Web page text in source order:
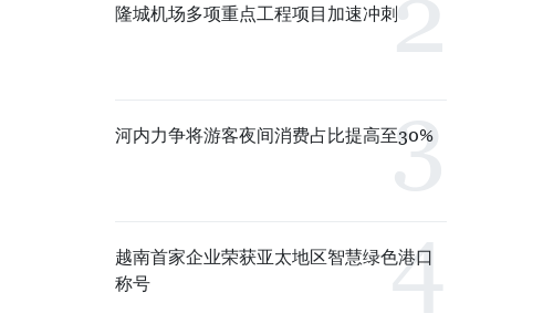
隆城机场多项重点工程项目加速冲刺
河内力争将游客夜间消费占比提高至30%
越南首家企业荣获亚太地区智慧绿色港口
称号